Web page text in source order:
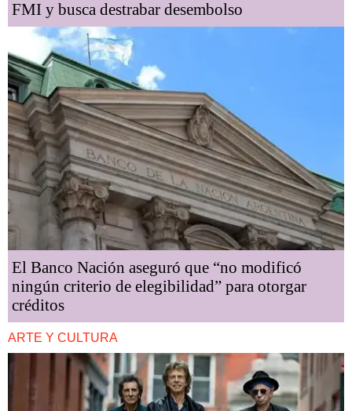
FMI y busca destrabar desembolso
El Banco Nación aseguró que “no modificó
ningún criterio de elegibilidad” para otorgar
créditos
ARTE Y CULTURA